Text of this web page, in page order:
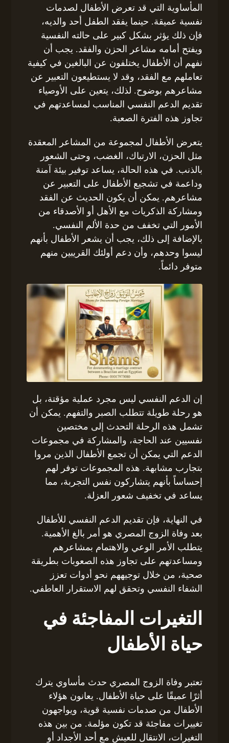
المأساوية التي قد تعرض الأطفال لصدمات
نفسية عميقة. حينما يفقد الطفل أحد والديه،
فإن ذلك يؤثر بشكل كبير على حالته النفسية
ويفتح أمامه مشاعر الحزن والفقد. يجب أن
نفهم أن الأطفال يختلفون عن البالغين في كيفية
تعاملهم مع الفقد، وقد لا يستطيعون التعبير عن
مشاعرهم بوضوح. لذلك، يتعين على الأوصياء
تقديم الدعم النفسي المناسب لمساعدتهم في
تجاوز هذه الفترة الصعبة.
يتعرض الأطفال لمجموعة من المشاعر المعقدة
مثل الحزن، الارتباك، الغضب، وحتى الشعور
بالذنب. في هذه الحالة، يساعد توفير بيئة آمنة
وداعمة في تشجيع الأطفال على التعبير عن
مشاعرهم. يمكن أن يكون الحديث عن الفقد
ومشاركة الذكريات مع الأهل أو الأصدقاء من
الأمور التي تخفف من حدة الألم النفسي.
بالإضافة إلى ذلك، يجب أن يشعر الأطفال بأنهم
ليسوا وحدهم، وأن دعم أولئك القريبين منهم
متوفر دائماً.
إن الدعم النفسي ليس مجرد عملية مؤقتة، بل
هو رحلة طويلة تتطلب الصبر والتفهم. يمكن أن
تشمل هذه الرحلة التحدث إلى مختصين
نفسيين عند الحاجة، والمشاركة في مجموعات
الدعم التي يمكن أن تجمع الأطفال الذين مروا
بتجارب مشابهة. هذه المجموعات توفر لهم
إحساساً بأنهم يتشاركون نفس التجربة، مما
يساعد في تخفيف شعور العزلة.
في النهاية، فإن تقديم الدعم النفسي للأطفال
بعد وفاة الزوج المصري هو أمر بالغ الأهمية.
يتطلب الأمر الوعي والاهتمام بمشاعرهم
ومساعدتهم على تجاوز هذه الصعوبات بطريقة
صحية، من خلال توجيههم نحو أدوات تعزز
الشفاء النفسي وتحقق لهم الاستقرار العاطفي.
التغيرات المفاجئة في
حياة الأطفال
تعتبر وفاة الزوج المصري حدث مأساوي يترك
أثرًا عميقًا على حياة الأطفال. يعانون هؤلاء
الأطفال من صدمات نفسية قوية، ويواجهون
تغييرات مفاجئة قد تكون مؤلمة. من بين هذه
التغيرات، الانتقال للعيش مع أحد الأجداد أو